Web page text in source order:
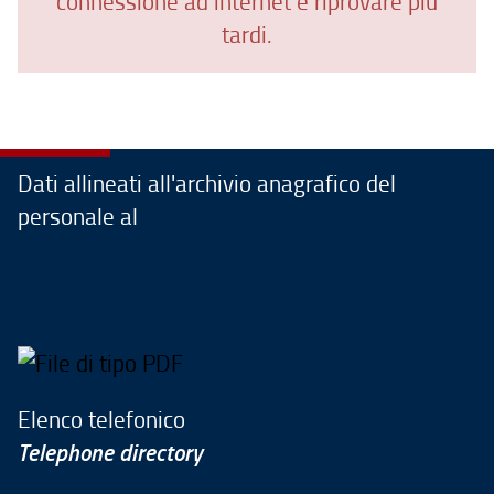
tardi.
Dati allineati all'archivio anagrafico del
personale al
Elenco telefonico
Telephone directory